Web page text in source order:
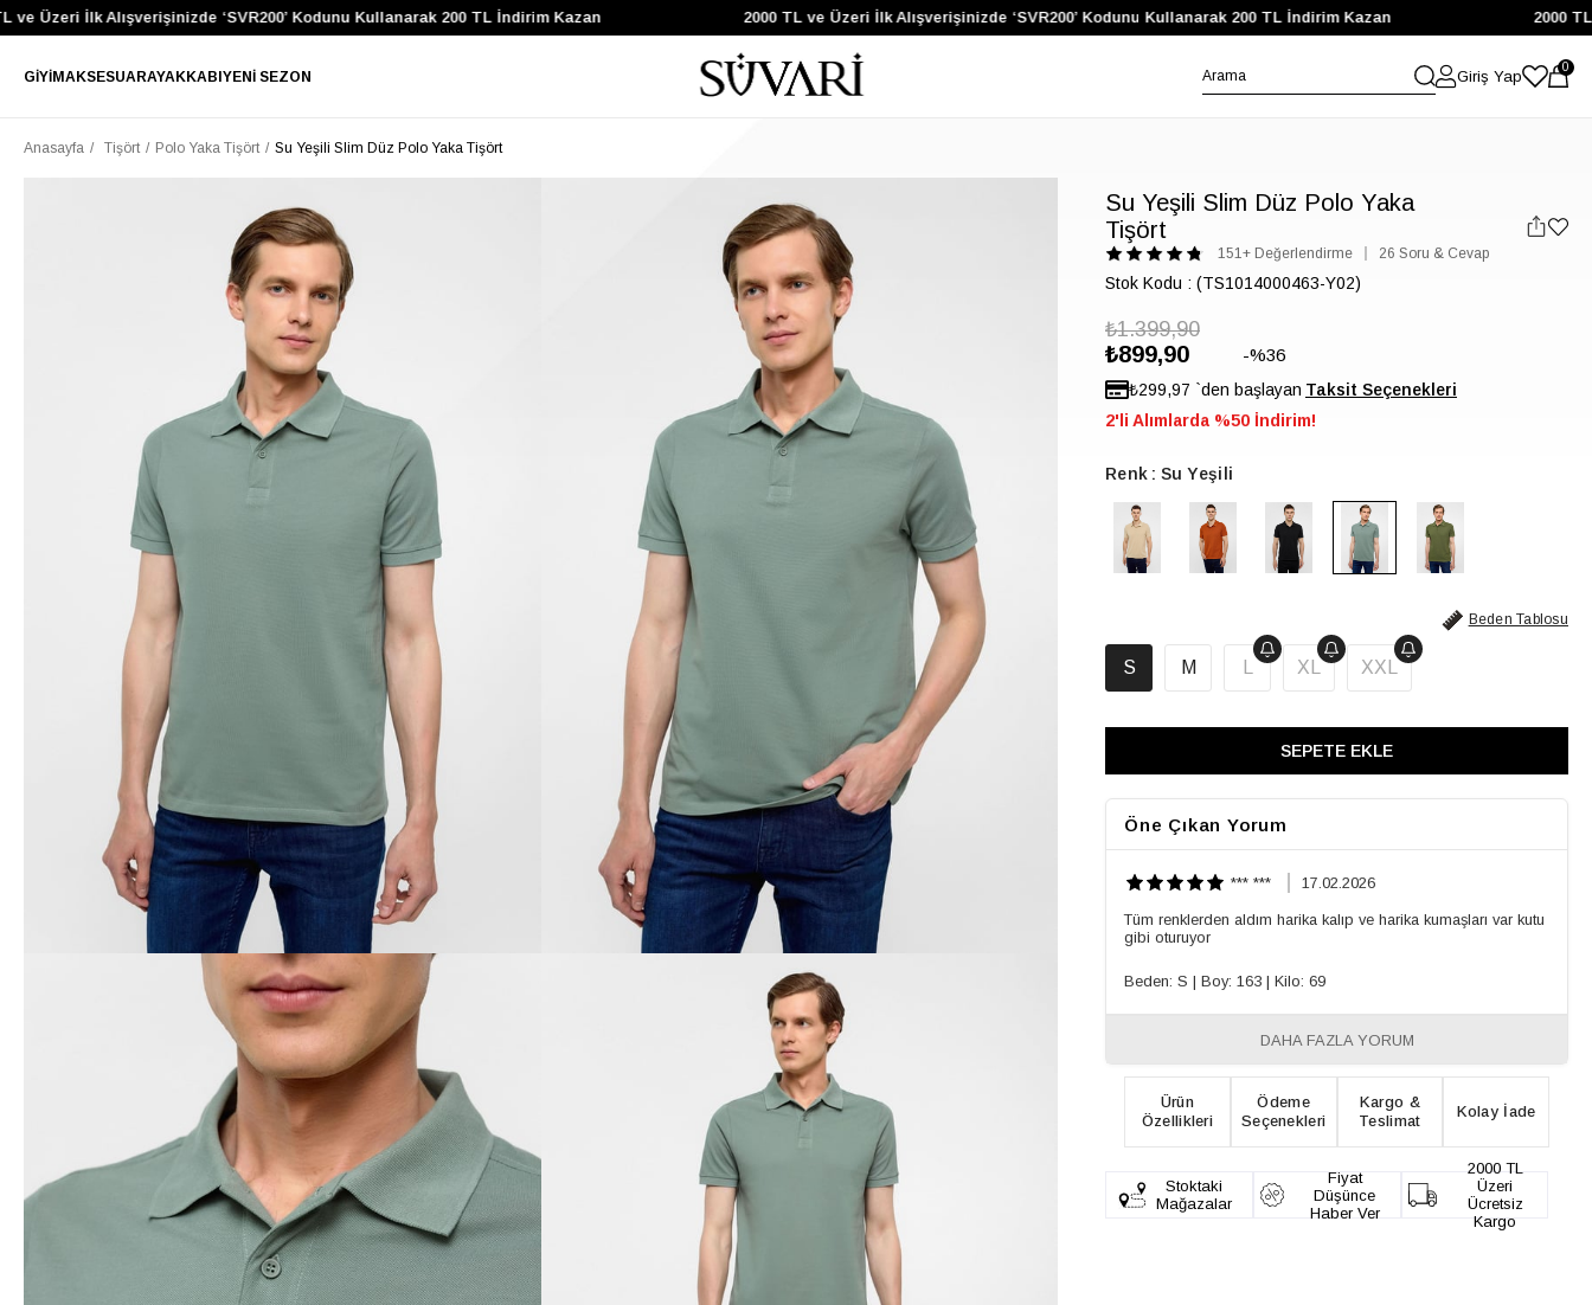
İlk Alışverişinizde ‘SVR200’ Kodunu Kullanarak 200 TL İndirim Kazan 2000 TL ve Üzeri İlk Alışverişinizde ‘SVR200’ Kodunu Kullanarak 200 TL İndirim Kazan 2000 TL ve
GIYIMAKSESUARAYAKKABIYENI SEZON Giriş Yap
0
Anasayfa Tişört Polo Yaka Tişört Su Yeşili Slim Düz Polo Yaka Tişört
Su Yeşili Slim Düz Polo Yaka
Tişört
151+ Değerlendirme 26 Soru & Cevap
Stok Kodu (TS1014000463-Y02)
₺1.399,90
₺899,90 36
₺299,97 `den başlayan
2'li Alımlarda %50 İndirim!
Renk Su Yeşili
Beden Tablosu
S M XL XXL
Öne Çıkan Yorum
*** *** 17.02.2026
Tüm renklerden aldım harika kalıp ve harika kumaşları var kutu
gibi oturuyor
Beden: S | Boy: 163 | Kilo: 69
DAHA FAZLA YORUM
Ürün
Özellikleri
Ödeme
Seçenekleri
Kargo &
Teslimat
Kolay İade
Stoktaki
Mağazalar
Fiyat
Düşünce
Haber Ver
2000 TL
Üzeri
Ücretsiz
Kargo